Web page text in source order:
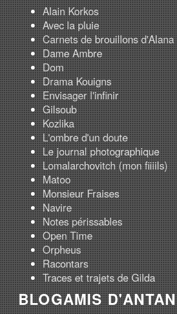
Alain Korkos
Avec la pluie
Carnets de brouillons d'Alana
Dame Ambre
Dom
Drama Kouigns
Envisager l'infinir
Gilsoub
Kozlika
L'ombre d'un doute
Le journal photographique
Lomalarchovitch (mon fiiiils)
Matoo
Monsieur Fraises
Navire
Notes périssables
Open Time
Orpheus
Racontars
Traces et trajets de Gilda
BLOGAMIS D'ANTAN